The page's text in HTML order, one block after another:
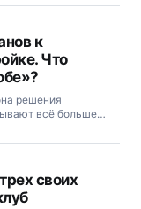
к
Что
решения
всё больше
за чемпионство
чехардой и
своих